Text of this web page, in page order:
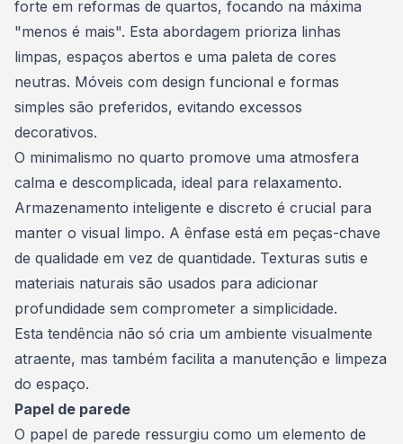
forte em reformas de quartos, focando na máxima
"menos é mais". Esta abordagem prioriza linhas
limpas, espaços abertos e uma paleta de cores
neutras. Móveis com design funcional e formas
simples são preferidos, evitando excessos
decorativos.
O minimalismo no quarto promove uma atmosfera
calma e descomplicada, ideal para relaxamento.
Armazenamento inteligente e discreto é crucial para
manter o visual limpo. A ênfase está em peças-chave
de qualidade em vez de quantidade. Texturas sutis e
materiais naturais são usados para adicionar
profundidade sem comprometer a simplicidade.
Esta tendência não só cria um ambiente visualmente
atraente, mas também facilita a manutenção e limpeza
do espaço.
Papel de parede
O papel de parede ressurgiu como um elemento de